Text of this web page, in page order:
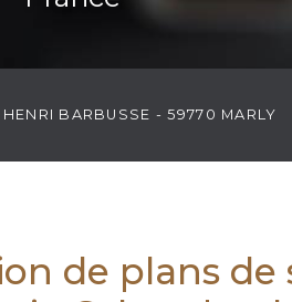
BARBUSSE - 59770 MARLY
de plans de